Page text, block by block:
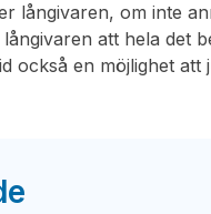
långivaren, om inte
att hela det
också en möjlighet att